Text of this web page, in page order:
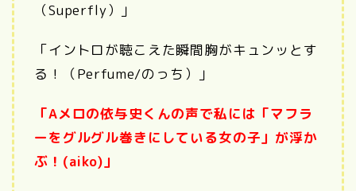
（Superfly）」
「イントロが聴こえた瞬間胸がキュンッとす
る！（Perfume/のっち）」
「Aメロの依与史くんの声で私には「マフラ
ーをグルグル巻きにしている女の子」が浮か
ぶ！(aiko)」